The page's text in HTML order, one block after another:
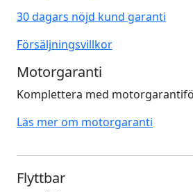
30 dagars nöjd kund garanti
Försäljningsvillkor
Motorgaranti
Komplettera med
Läs mer om motorgaranti
Flyttbar